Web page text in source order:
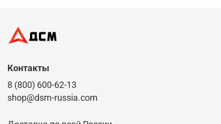
Контакты
8 (800) 600-62-13
shop@dsm-russia.com